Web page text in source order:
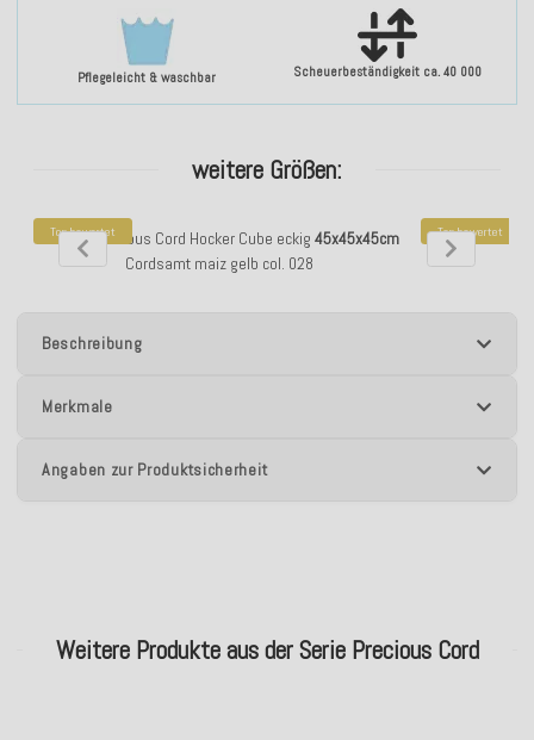
Pflegeleicht & waschbar Scheuerbeständigkeit ca. 40 000
weitere Größen:
Top bewertet
H.O.C.K. Precious Cord Hocker Cube eckig 45x45x45cm
Cordsamt maiz gelb col. 028
Top bewertet
H.O.C.K.
Beschreibung
Merkmale
Angaben zur Produktsicherheit
Weitere Produkte aus der Serie Precious Cord